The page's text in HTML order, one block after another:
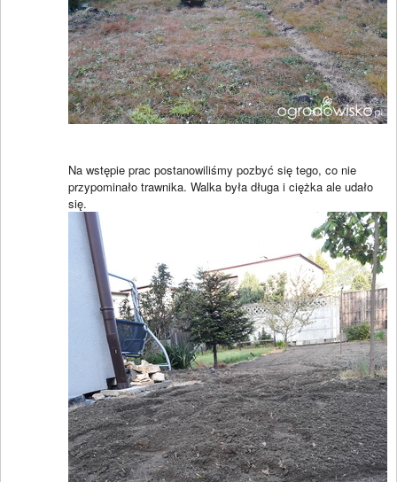
Na wstępie prac postanowiliśmy pozbyć się tego, co nie
przypominało trawnika. Walka była długa i ciężka ale udało
się.